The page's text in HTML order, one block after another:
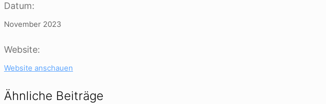
Datum:
November 2023
Website:
Website anschauen
Ähnliche Beiträge